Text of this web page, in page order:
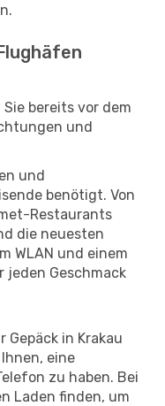
bereits vor dem
und
und
benötigt. Von
Restaurants
die neuesten
WLAN und einem
jeden Geschmack
Gepäck in Krakau
eine
zu haben. Bei
Laden finden, um